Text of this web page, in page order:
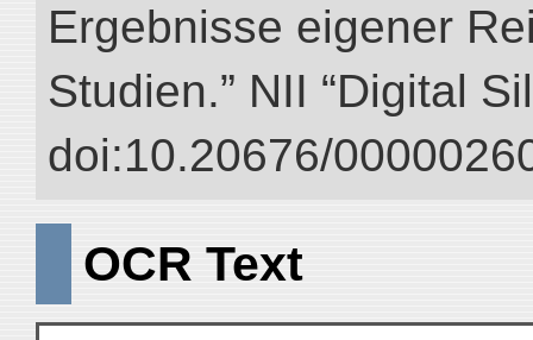
Ergebnisse eigener
Studien.” NII “Digital
doi:10.20676/
OCR Text